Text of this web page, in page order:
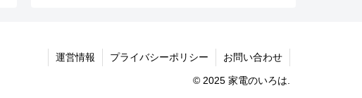
運営情報 プライバシーポリシー お問い合わせ
© 2025 家電のいろは.